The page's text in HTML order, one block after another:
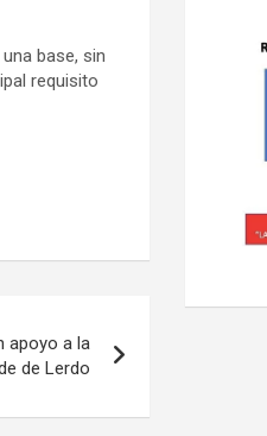
base, sin
requisito
apoyo a la
de Lerdo